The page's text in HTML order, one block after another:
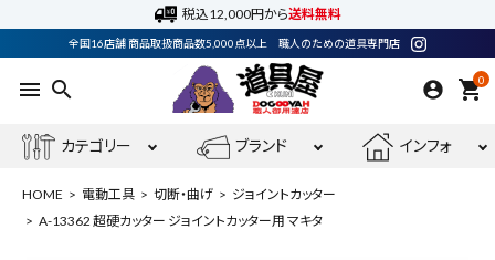
税込12,000円から送料無料
全国16店舗 商品取扱商品数5,000点以上 職人のための道具専門店
menu search 0
shopping_cart
カテゴリー ブランド インフォ
HOME 電動工具 切断・曲げ
ジョイントカッター
A-13362 超硬カッター ジョイントカッター用 マキタ